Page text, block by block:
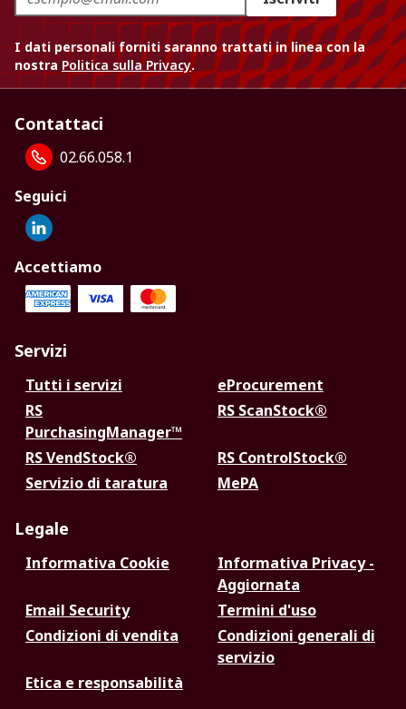
I dati personali forniti saranno trattati in linea con la
nostra Politica sulla Privacy.
Contattaci
02.66.058.1
Seguici
Accettiamo
Servizi
Tutti i servizi
eProcurement
RS
PurchasingManager™
RS ScanStock®
RS VendStock®
RS ControlStock®
Servizio di taratura
MePA
Legale
Informativa Cookie
Informativa Privacy -
Aggiornata
Email Security
Termini d'uso
Condizioni di vendita
Condizioni generali di
servizio
Etica e responsabilità